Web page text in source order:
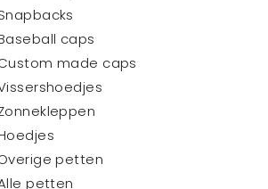
caps
made caps
petten
petten